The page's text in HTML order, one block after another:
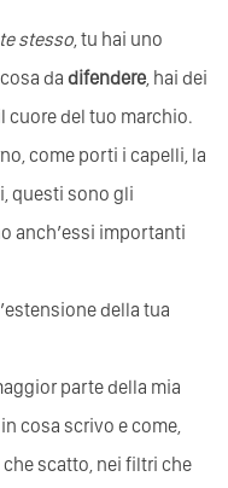
stesso, tu hai uno
da difendere, hai dei
cuore del tuo marchio.
come porti i capelli, la
questi sono gli
anch’essi importanti
della tua
parte della mia
cosa scrivo e come,
scatto, nei filtri che